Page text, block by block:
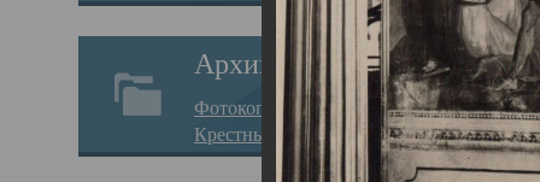
Архив
Фотокопии дел
Крестные ходы